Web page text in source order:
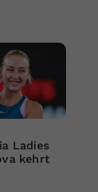
Ladies
kehrt